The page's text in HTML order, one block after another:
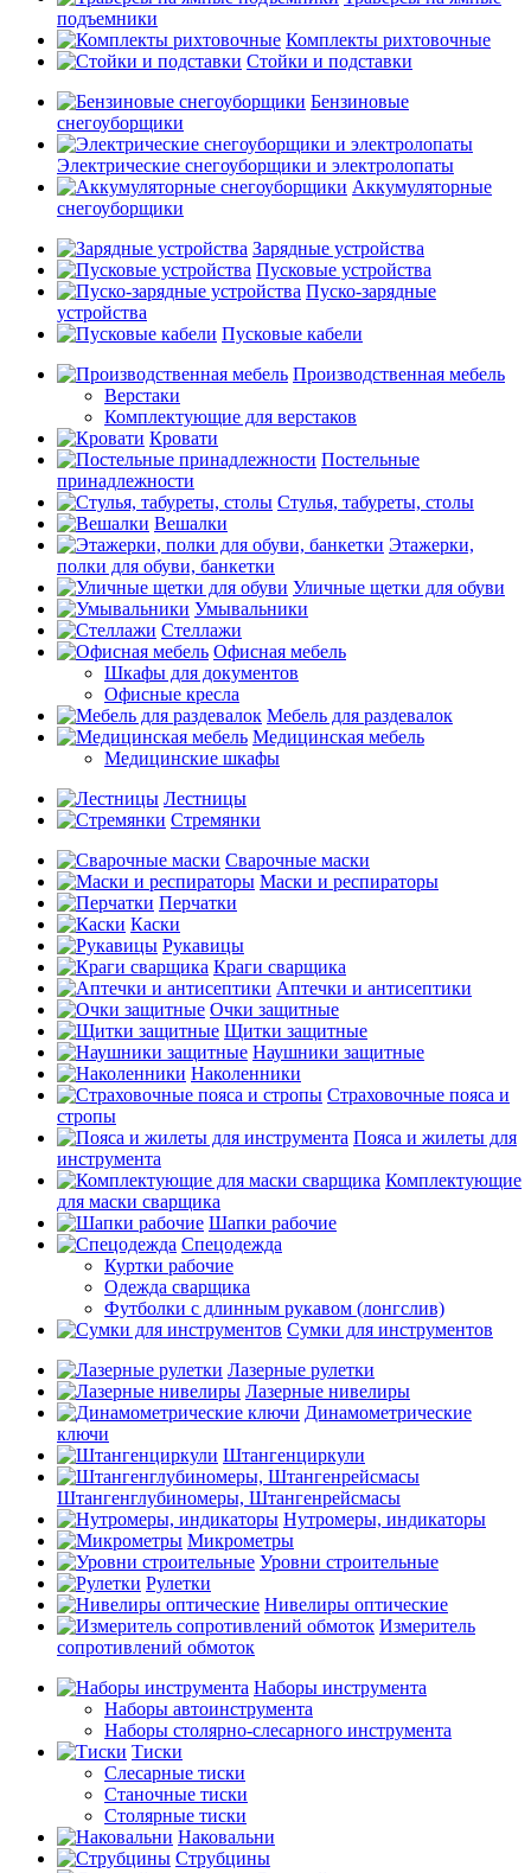
подъемники
Комплекты рихтовочные
Стойки и подставки
Бензиновые
снегоуборщики
Электрические снегоуборщики и электролопаты
Аккумуляторные
снегоуборщики
Зарядные устройства
Пусковые устройства
Пуско-зарядные
устройства
Пусковые кабели
Производственная мебель
Верстаки
Комплектующие для верстаков
Кровати
Постельные
принадлежности
Стулья, табуреты, столы
Вешалки
Этажерки,
полки для обуви, банкетки
Уличные щетки для обуви
Умывальники
Стеллажи
Офисная мебель
Шкафы для документов
Офисные кресла
Мебель для раздевалок
Медицинская мебель
Медицинские шкафы
Лестницы
Стремянки
Сварочные маски
Маски и респираторы
Перчатки
Каски
Рукавицы
Краги сварщика
Аптечки и антисептики
Очки защитные
Щитки защитные
Наушники защитные
Наколенники
Страховочные пояса и
стропы
Пояса и жилеты для
инструмента
Комплектующие
для маски сварщика
Шапки рабочие
Спецодежда
Куртки рабочие
Одежда сварщика
Футболки с длинным рукавом (лонгслив)
Сумки для инструментов
Лазерные рулетки
Лазерные нивелиры
Динамометрические
ключи
Штангенциркули
Штангенглубиномеры, Штангенрейсмасы
Нутромеры, индикаторы
Микрометры
Уровни строительные
Рулетки
Нивелиры оптические
Измеритель
сопротивлений обмоток
Наборы инструмента
Наборы автоинструмента
Наборы столярно-слесарного инструмента
Тиски
Слесарные тиски
Станочные тиски
Столярные тиски
Наковальни
Струбцины